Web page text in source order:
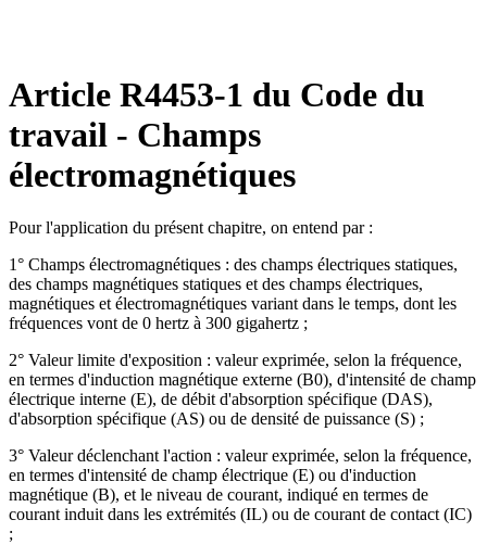
Article R4453-1 du Code du
travail - Champs
électromagnétiques
Pour l'application du présent chapitre, on entend par :
1° Champs électromagnétiques : des champs électriques statiques,
des champs magnétiques statiques et des champs électriques,
magnétiques et électromagnétiques variant dans le temps, dont les
fréquences vont de 0 hertz à 300 gigahertz ;
2° Valeur limite d'exposition : valeur exprimée, selon la fréquence,
en termes d'induction magnétique externe (B0), d'intensité de champ
électrique interne (E), de débit d'absorption spécifique (DAS),
d'absorption spécifique (AS) ou de densité de puissance (S) ;
3° Valeur déclenchant l'action : valeur exprimée, selon la fréquence,
en termes d'intensité de champ électrique (E) ou d'induction
magnétique (B), et le niveau de courant, indiqué en termes de
courant induit dans les extrémités (IL) ou de courant de contact (IC)
;